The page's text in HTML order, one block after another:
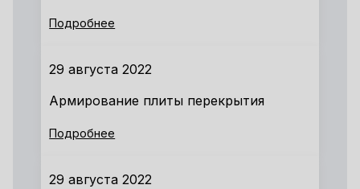
Подробнее
29 августа 2022
Армирование плиты перекрытия
Подробнее
29 августа 2022